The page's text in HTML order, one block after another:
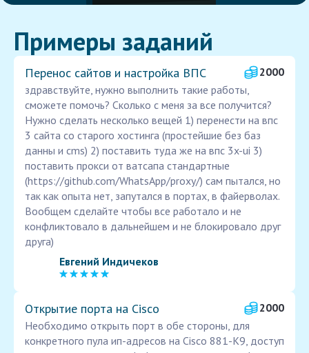
Примеры заданий
Перенос сайтов и настройка ВПС
2000
здравствуйте, нужно выполнить такие работы,
сможете помочь? Сколько с меня за все получится?
Нужно сделать несколько вещей 1) перенести на впс
3 сайта со старого хостинга (простейшие без баз
данны и cms) 2) поставить туда же на впс 3x-ui 3)
поставить прокси от ватсапа стандартные
(https://github.com/WhatsApp/proxy/) сам пытался, но
так как опыта нет, запутался в портах, в файерволах.
Вообщем сделайте чтобы все работало и не
конфликтовало в дальнейшем и не блокировало друг
друга)
Евгений Индичеков
Открытие порта на Cisco
2000
Необходимо открыть порт в обе стороны, для
конкретного пула ип-адресов на Cisco 881-K9, доступ